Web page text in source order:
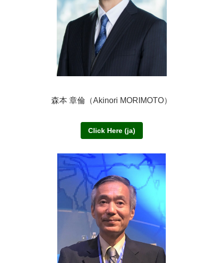
森本 章倫（Akinori MORIMOTO）
Click Here (ja)